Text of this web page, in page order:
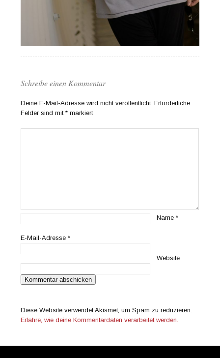
Schreibe einen Kommentar
Deine E-Mail-Adresse wird nicht veröffentlicht. Erforderliche
Felder sind mit* markiert
Name*
E-Mail-Adresse*
Website
Diese Website verwendet Akismet, um Spam zu reduzieren.
Erfahre, wie deine Kommentardaten verarbeitet werden.